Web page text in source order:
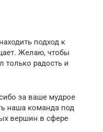
подход к
Желаю, чтобы
только радость и
за ваше мудрое
наша команда под
вершин в сфере